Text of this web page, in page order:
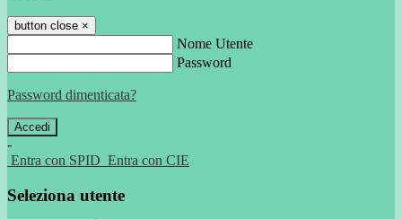
button close ×
Nome Utente
Password
Password dimenticata?
-
Entra con SPID Entra con CIE
Seleziona utente